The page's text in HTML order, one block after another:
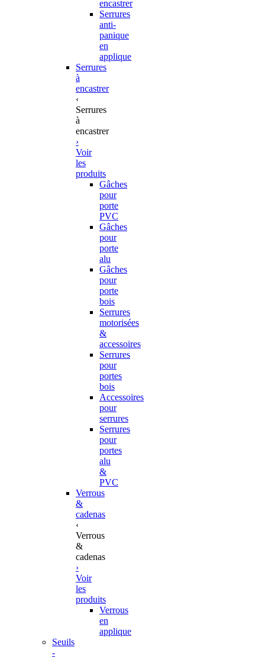
encastrer
Serrures
anti-
panique
en
applique
Serrures
à
encastrer
‹
Serrures
à
encastrer
›
Voir
les
produits
Gâches
pour
porte
PVC
Gâches
pour
porte
alu
Gâches
pour
porte
bois
Serrures
motorisées
&
accessoires
Serrures
pour
portes
bois
Accessoires
pour
serrures
Serrures
pour
portes
alu
&
PVC
Verrous
&
cadenas
‹
Verrous
&
cadenas
›
Voir
les
produits
Verrous
en
applique
Seuils
-